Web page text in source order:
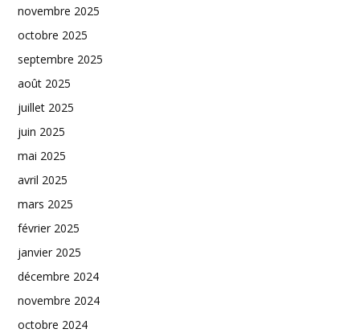
novembre 2025
octobre 2025
septembre 2025
août 2025
juillet 2025
juin 2025
mai 2025
avril 2025
mars 2025
février 2025
janvier 2025
décembre 2024
novembre 2024
octobre 2024